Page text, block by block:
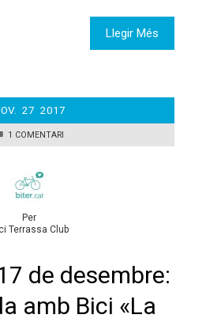
Llegir Més
27 2017
1 COMENTARI
Per
Terrassa Club
de desembre:
amb Bici «La